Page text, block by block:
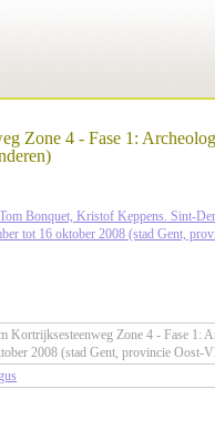
Zone 4 - Fase 1:
Bonquet, Kristof Keppens. Sint-
tot 16 oktober 2008 (stad Gent,
Kortrijksesteenweg Zone 4 - Fase 1:
2008 (stad Gent, provincie Oost-